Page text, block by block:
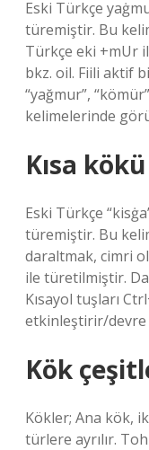
Eski Türkçe
türemiştir. Bu
Türkçe eki +mUr
bkz. oil. Fiili aktif
“yağmur”,
kelimelerinde
Kısa
Eski Türkçe
türemiştir. Bu
daraltmak, cimri
ile türetilmiştir.
Kısayol tuşları
etkinleştirir/devre
Kök
Kökler; Ana kök,
türlere ayrılır.